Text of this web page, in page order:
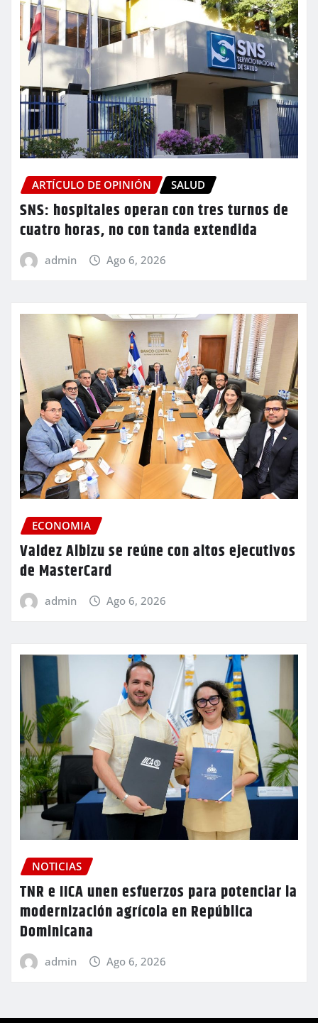
ARTÍCULO DE OPINIÓN SALUD
SNS: hospitales operan con tres turnos de
cuatro horas, no con tanda extendida
admin Ago 6, 2026
ECONOMIA
Valdez Albizu se reúne con altos ejecutivos
de MasterCard
admin Ago 6, 2026
NOTICIAS
TNR e IICA unen esfuerzos para potenciar la
modernización agrícola en República
Dominicana
admin Ago 6, 2026